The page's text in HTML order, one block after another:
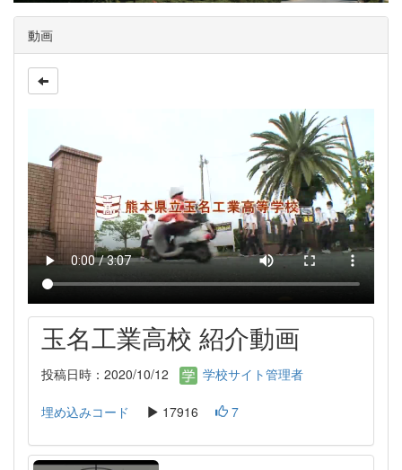
動画
玉名工業高校 紹介動画
投稿日時：2020/10/12 学校サイト管理者
埋め込みコード 17916 7